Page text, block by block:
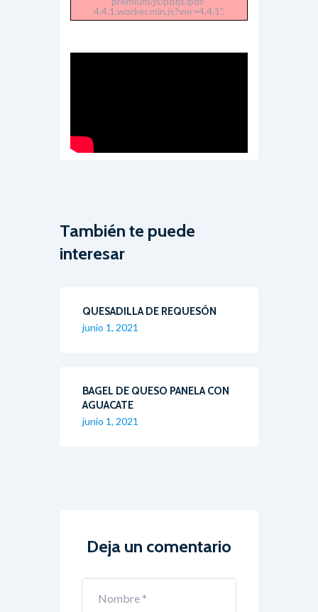
4.4.1.worker.min.js?ver=4.4.1".
También te puede
interesar
QUESADILLA DE REQUESÓN
junio 1, 2021
BAGEL DE QUESO PANELA CON
AGUACATE
junio 1, 2021
Deja un comentario